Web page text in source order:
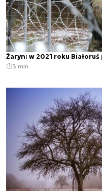
Żaryn: w 2021 roku
3 min.